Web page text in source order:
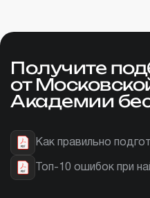
Получите
от
Академии
Как правильно
Топ-10 ошибок при